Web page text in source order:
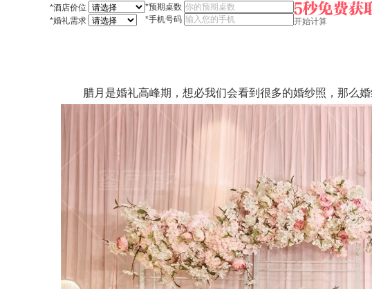
*酒店价位
*婚礼需求
*预期桌数
*手机号码
开始计算
腊月是婚礼高峰期，想必我们会看到很多的婚纱照，那么婚